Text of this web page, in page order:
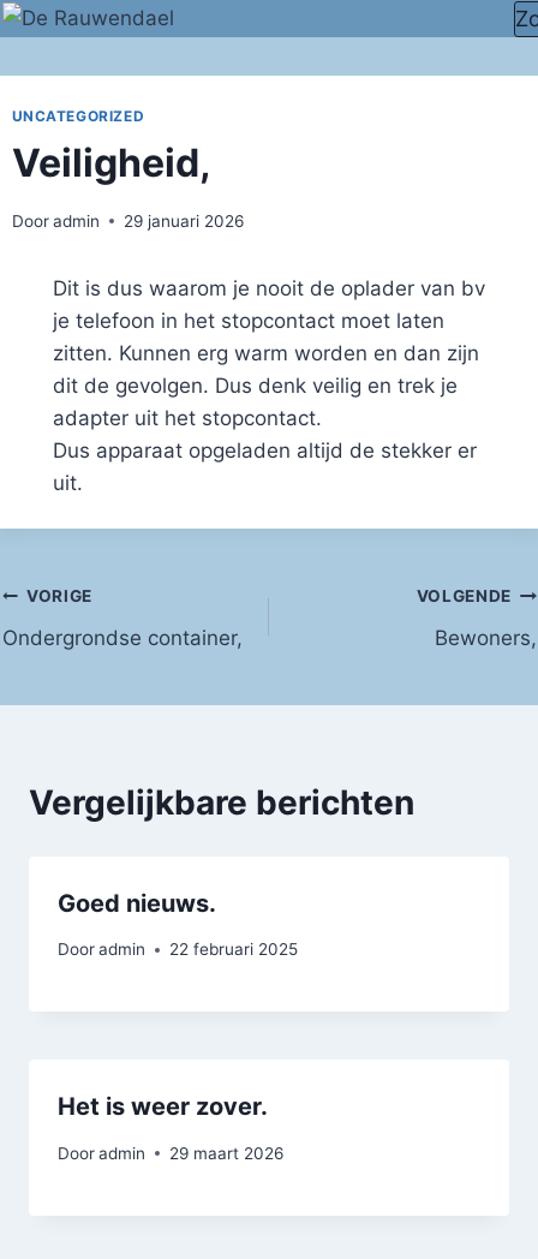
Doorgaan
inhoud
UNCATEGORIZED
Veiligheid,
Door admin 29 januari 2026
Dit is dus waarom je nooit de oplader van bv
je telefoon in het stopcontact moet laten
zitten. Kunnen erg warm worden en dan zijn
dit de gevolgen. Dus denk veilig en trek je
adapter uit het stopcontact.
Dus apparaat opgeladen altijd de stekker er
uit.
Bericht
navigatie
VORIGE
Ondergrondse container,
VOLGENDE
Bewoners,
Vergelijkbare berichten
Goed nieuws.
Dooradmin 22 februari 2025
Het is weer zover.
Dooradmin 29 maart 2026